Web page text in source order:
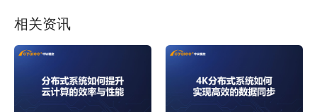
相关资讯